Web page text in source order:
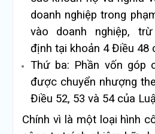
doanh nghiệp trong
vào doanh nghiệp,
định tại khoản 4 Điều 48
Thứ ba: Phần vốn góp
được chuyển nhượng
Điều 52, 53 và 54 của
Chính vì là một loại hình